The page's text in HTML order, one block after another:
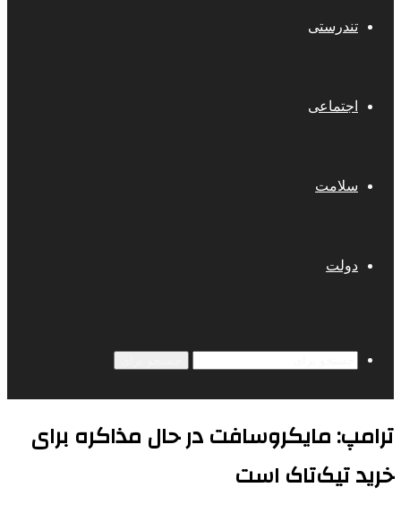
تندرستی
اجتماعی
سلامت
دولت
ترامپ: مایکروسافت در حال مذاکره برای
خرید تیک‌تاک است